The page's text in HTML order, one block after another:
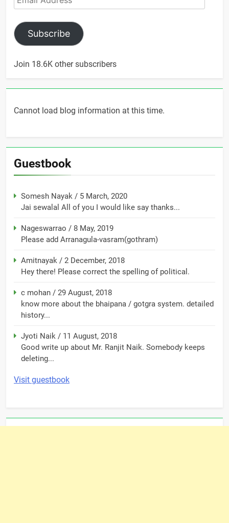
Address
Subscribe
Join 18.6K other subscribers
Cannot load blog information at this time.
Guestbook
Somesh Nayak / 5 March, 2020
Jai sewalal All of you I would like say thanks...
Nageswarrao / 8 May, 2019
Please add Arranagula-vasram(gothram)
Amitnayak / 2 December, 2018
Hey there! Please correct the spelling of political.
c mohan / 29 August, 2018
know more about the bhaipana / gotgra system. detailed
history...
Jyoti Naik / 11 August, 2018
Good write up about Mr. Ranjit Naik. Somebody keeps
deleting...
Visit guestbook